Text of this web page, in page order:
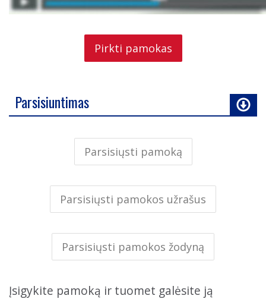
Pirkti pamokas
Parsisiuntimas
Parsisiųsti pamoką
Parsisiųsti pamokos užrašus
Parsisiųsti pamokos žodyną
Įsigykite pamoką ir tuomet galėsite ją